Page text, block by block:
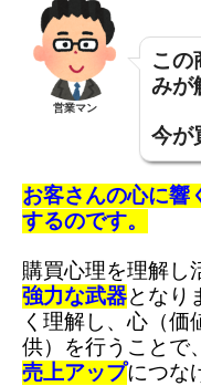
営業マン
この
みが
今が
お客さんの心に響
するのです。
購買心理を理解し
強力な武器となり
く理解し、心（価
供）を行うことで
売上アップにつな